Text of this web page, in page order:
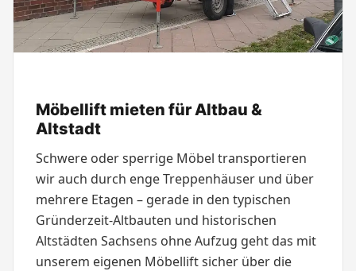
Möbellift mieten für Altbau &
Altstadt
Schwere oder sperrige Möbel transportieren
wir auch durch enge Treppenhäuser und über
mehrere Etagen – gerade in den typischen
Gründerzeit-Altbauten und historischen
Altstädten Sachsens ohne Aufzug geht das mit
unserem eigenen Möbellift sicher über die